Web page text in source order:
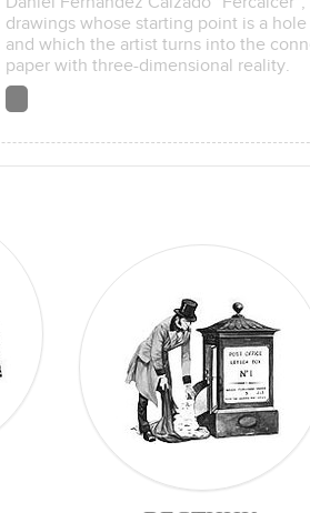
drawings whose starting point is a
and which the artist turns into the
paper with three-dimensional reality.